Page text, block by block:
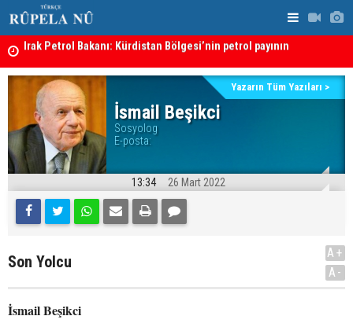
Süleymaniye’de Komele karargahına saldırı
sonuçlar
İsmail Beşikci
Sosyolog
E-posta:
Yazarın Tüm Yazıları >
13:34 26 Mart 2022
Son Yolcu
A+
A-
İsmail Beşikci